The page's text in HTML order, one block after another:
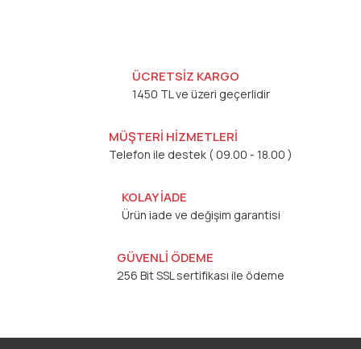
ÜCRETSİZ KARGO
1450 TL ve üzeri geçerlidir
MÜŞTERİ HİZMETLERİ
Telefon ile destek ( 09.00 - 18.00 )
KOLAY İADE
Ürün iade ve değişim garantisi
GÜVENLİ ÖDEME
256 Bit SSL sertifikası ile ödeme